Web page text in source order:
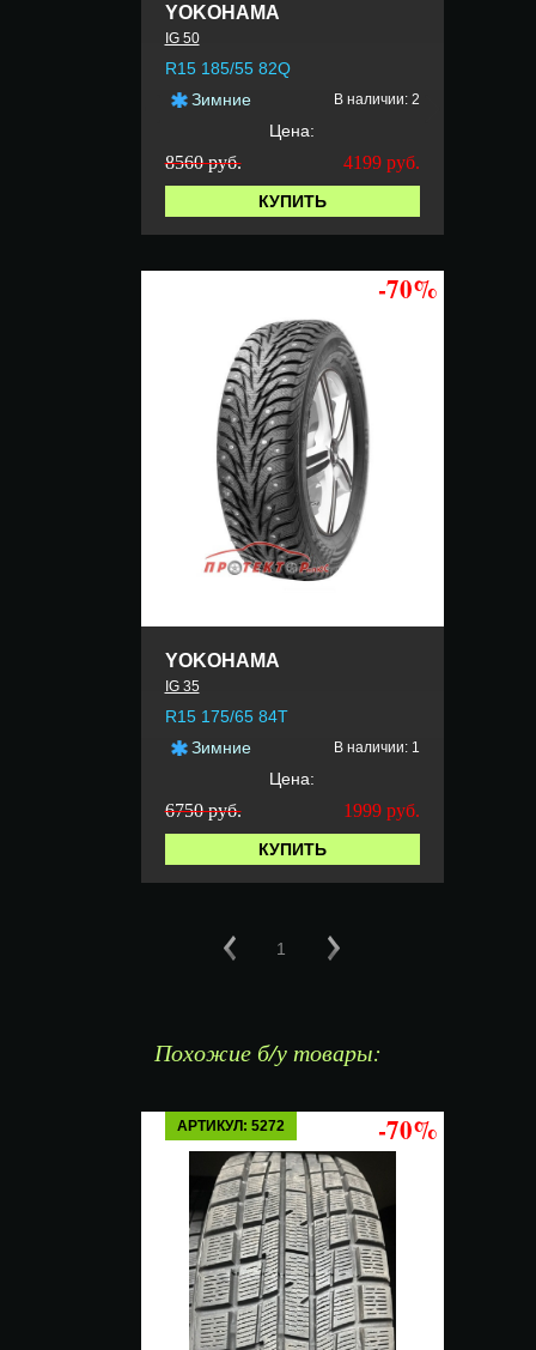
YOKOHAMA
IG 50
R15 185/55 82Q
Зимние
В наличии: 2
Цена:
8560 руб. 4199 руб.
КУПИТЬ
-70%
YOKOHAMA
IG 35
R15 175/65 84T
Зимние
В наличии: 1
Цена:
6750 руб. 1999 руб.
КУПИТЬ
1
Похожие б/у товары:
АРТИКУЛ: 5272 -70%